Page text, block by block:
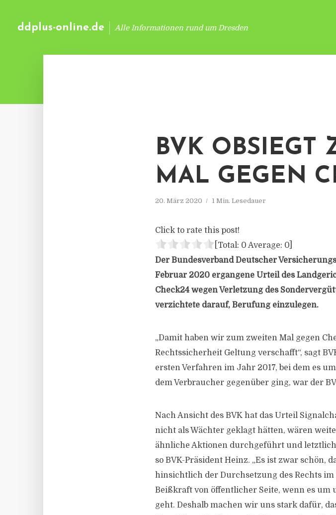
ddplus-online.de Alle Informationen rund um Dresden
BVK OBSIEGT
MAL GEGEN
20. März 2020 1 Min. Lesedauer
Click to rate this post!
[Total: 0 Average: 0
Der Bundesverband Deutscher
Februar 2020 ergangene Urteil des
Check24 wegen Verletzung des
verzichtete darauf, Berufung einzulegen.
„Damit haben wir zum zweiten Mal gegen
Rechtssicherheit Geltung verschafft“, sagt
ersten Verfahren im Jahr 2017, bei dem es
dem Verbraucher gegenüber ging, war der
Nach Ansicht des BVK hat das Urteil
nicht als Wächter geklagt hätten, wären
ähnliche Aktionen durchgeführt und
so BVK-Präsident Heinz. „Es ist zwar
hinsichtlich der Durchsetzung des Rechts
Beißkraft von öffentlicher Seite, wenn es
geht. Deshalb machen wir uns stark dafür,